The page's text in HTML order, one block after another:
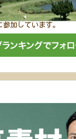
加しています。